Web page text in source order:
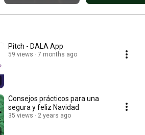
Pitch - DALA App
59 views 7 months ago
Consejos prácticos para una
segura y feliz Navidad
35 views 2 years ago